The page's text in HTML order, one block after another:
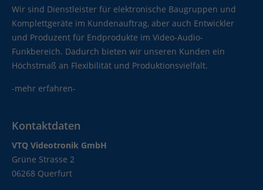
Wir sind Dienstleister für elektronische Baugruppen und
Komplettgeräte im Kundenauftrag, aber auch Entwickler
und Produzent für Endprodukte im Video-Audio-
Funkbereich. Dadurch bieten wir unseren Kunden ein
Höchstmaß an Flexibilität und Produktionsvielfalt.
-mehr erfahren-
Kontaktdaten
VTQ Videotronik GmbH
Grüne Strasse 2
06268 Querfurt